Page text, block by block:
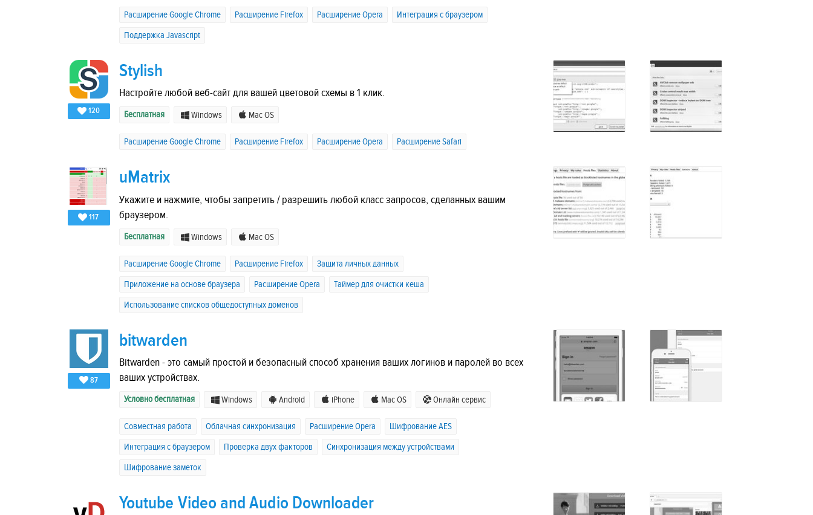
Расширение Google Chrome Расширение Firefox Расширение Opera
Интеграция с браузером
Поддержка Javascript
120
Stylish
Настройте любой веб-сайт для вашей цветовой схемы в 1 клик.
Бесплатная Windows Mac OS
Расширение Google Chrome Расширение Firefox Расширение Opera Расширение Safari
117
uMatrix
Укажите и нажмите, чтобы запретить / разрешить любой класс запросов, сделанных вашим
браузером.
Бесплатная Windows Mac OS
Расширение Google Chrome Расширение Firefox
Защита личных данных
Приложение на основе браузера
Расширение Opera
Таймер для очистки кеша
Использование списков общедоступных доменов
87
bitwarden
Bitwarden - это самый простой и безопасный способ хранения ваших логинов и паролей во всех
ваших устройствах.
Условно бесплатная Windows Android iPhone Mac OS Онлайн сервис
Совместная работа Облачная синхронизация Расширение Opera
Шифрование AES
Интеграция с браузером
Проверка двух факторов
Синхронизация между устройствами
Шифрование заметок
Youtube Video and Audio Downloader